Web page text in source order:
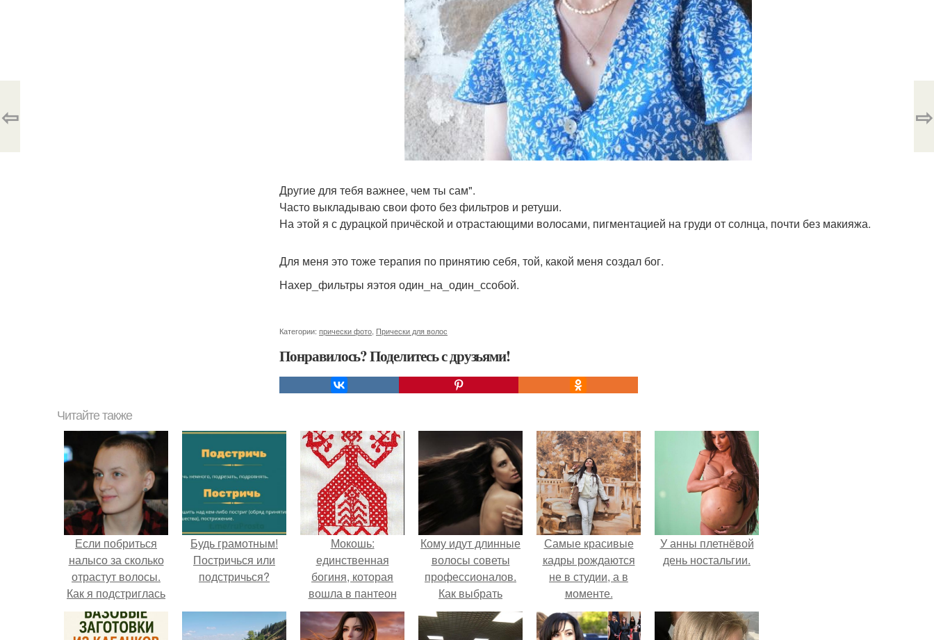
Другие для тебя важнее, чем ты сам".
Часто выкладываю свои фото без фильтров и ретуши.
На этой я с дурацкой причёской и отрастающими волосами, пигментацией на груди от солнца, почти без макияжа.
Для меня это тоже терапия по принятию себя, той, какой меня создал бог.
Нахер_фильтры яэтоя один_на_один_ссобой.
Категории: прически фото Прически для волос
Понравилось? Поделитесь с друзьями!
⇦ ⇨
Читайте также
Если побриться
налысо за сколько
отрастут волосы.
Как я подстриглась
налысо и как
изменились волосы
Будь грамотным!
Постричься или
подстричься?
Мокошь:
единственная
богиня, которая
вошла в пантеон
князя Владимира.
Кому идут длинные
волосы советы
профессионалов.
Как выбрать
идеальную стрижку
Самые красивые
кадры рождаются
не в студии, а в
моменте.
У анны плетнёвой
день ностальгии.